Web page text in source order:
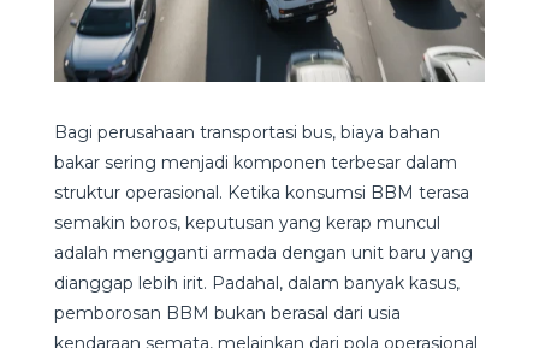
Bagi perusahaan transportasi bus, biaya bahan
bakar sering menjadi komponen terbesar dalam
struktur operasional. Ketika konsumsi BBM terasa
semakin boros, keputusan yang kerap muncul
adalah mengganti armada dengan unit baru yang
dianggap lebih irit. Padahal, dalam banyak kasus,
pemborosan BBM bukan berasal dari usia
kendaraan semata, melainkan dari pola operasional